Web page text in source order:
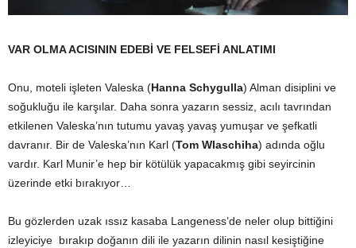
VAR OLMA ACISININ EDEBİ VE FELSEFİ ANLATIMI
Onu, moteli işleten Valeska (Hanna Schygulla) Alman disiplini ve
soğukluğu ile karşılar. Daha sonra yazarın sessiz, acılı tavrından
etkilenen Valeska’nın tutumu yavaş yavaş yumuşar ve şefkatli
davranır. Bir de Valeska’nın Karl (Tom Wlaschiha) adında oğlu
vardır. Karl Munir’e hep bir kötülük yapacakmış gibi seyircinin
üzerinde etki bırakıyor…
Bu gözlerden uzak ıssız kasaba Langeness’de neler olup bittiğini
izleyiciye bırakıp doğanın dili ile yazarın dilinin nasıl kesiştiğine